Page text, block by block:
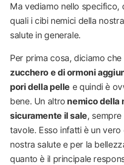
Ma vediamo nello specifico,
quali i cibi nemici della
salute in generale.
Per prima cosa, diciamo che
zucchero e di ormoni
pori della pelle e quindi è
bene. Un altro nemico della
sicuramente il sale,
tavole. Esso infatti è un
nostra salute e per la
quanto è il principale